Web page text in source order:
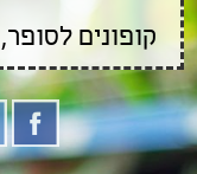
קופונים